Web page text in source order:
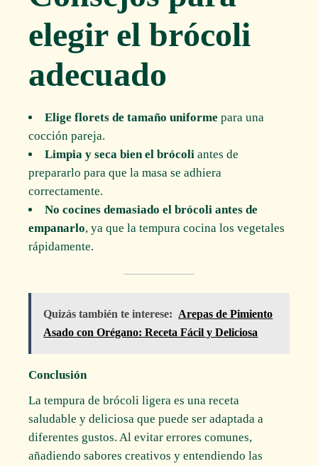
elegir el brócoli
adecuado
Elige florets de tamaño uniforme para una
cocción pareja.
Limpia y seca bien el brócoli antes de
prepararlo para que la masa se adhiera
correctamente.
No cocines demasiado el brócoli antes de
empanarlo, ya que la tempura cocina los vegetales
rápidamente.
Quizás también te interese: Arepas de Pimiento
Asado con Orégano: Receta Fácil y Deliciosa
Conclusión
La tempura de brócoli ligera es una receta
saludable y deliciosa que puede ser adaptada a
diferentes gustos. Al evitar errores comunes,
añadiendo sabores creativos y entendiendo las